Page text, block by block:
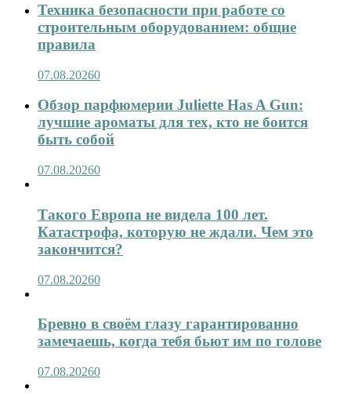
Техника безопасности при работе со
строительным оборудованием: общие
правила
07.08.20260
Обзор парфюмерии Juliette Has A Gun:
лучшие ароматы для тех, кто не боится
быть собой
07.08.20260
Такого Европа не видела 100 лет.
Катастрофа, которую не ждали. Чем это
закончится?
07.08.20260
Бревно в своём глазу гарантированно
замечаешь, когда тебя бьют им по голове
07.08.20260